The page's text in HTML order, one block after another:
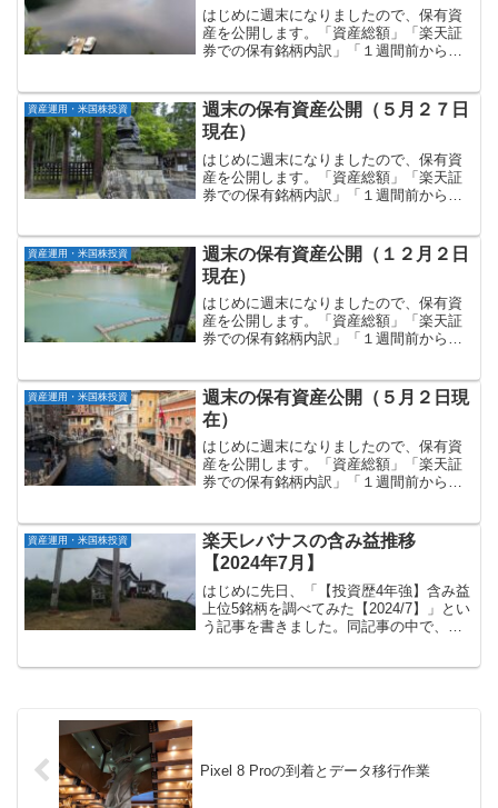
はじめに週末になりましたので、保有資
産を公開します。「資産総額」「楽天証
券での保有銘柄内訳」「１週間前からの
ードで管理している資産総額（６月７日
現在）は以下の通りです。...
資産運用・米国株投資
週末の保有資産公開（５月２７日
現在）
はじめに週末になりましたので、保有資
産を公開します。「資産総額」「楽天証
券での保有銘柄内訳」「１週間前からの
ードで管理している資産総額（５月２７
日現在）は以下の通りです...
資産運用・米国株投資
週末の保有資産公開（１２月２日
現在）
はじめに週末になりましたので、保有資
産を公開します。「資産総額」「楽天証
券での保有銘柄内訳」「１週間前からの
ードで管理している資産総額（１２月２
日現在）は以下の通りです...
資産運用・米国株投資
週末の保有資産公開（５月２日現
在）
はじめに週末になりましたので、保有資
産を公開します。「資産総額」「楽天証
券での保有銘柄内訳」「１週間前からの
ードで管理している資産総額（５月２日
現在）は以下の通りです。...
資産運用・米国株投資
楽天レバナスの含み益推移
【2024年7月】
はじめに先日、「【投資歴4年強】含み益
上位5銘柄を調べてみた【2024/7】」とい
う記事を書きました。同記事の中で、私
Pixel 8 Proの到着とデータ移行作業